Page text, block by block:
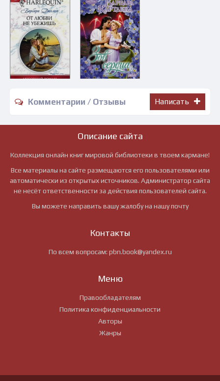
Комментарии / Отзывы Написать
Описание сайта
Коллекция онлайн книг мировой библиотеки в твоем кармане!
Все материалы на сайте размещаются его пользователями или
автоматически из открытых источников. Администратор сайта
не несёт ответственности за действия пользователей сайта.
Вы можете направить вашу жалобу на нашу почту
Контакты
По всем вопросам: pbn.book@yandex.ru
Меню
Правообладателям
Политика конфиденциальности
Авторы
Жанры